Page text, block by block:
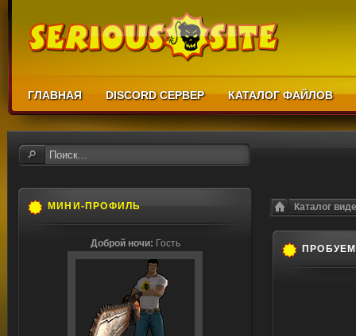
ГЛАВНАЯ DISCORD СЕРВЕР КАТАЛОГ ФАЙЛОВ
Каталог
МИНИ-ПРОФИЛЬ
Доброй ночи: Гость